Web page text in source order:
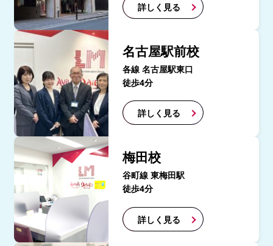
詳しく見る
名古屋駅前校
各線 名古屋駅東口
徒歩4分
詳しく見る
梅田校
谷町線 東梅田駅
徒歩4分
詳しく見る